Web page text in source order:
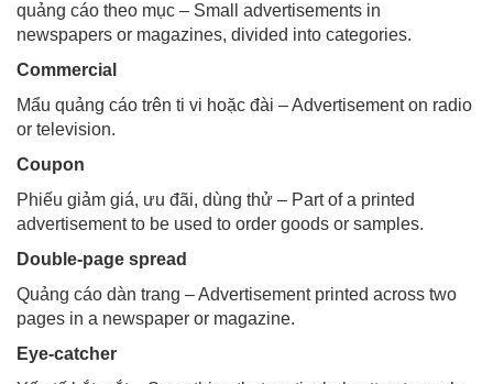
quảng cáo theo mục – Small advertisements in
newspapers or magazines, divided into categories.
Commercial
Mẩu quảng cáo trên ti vi hoặc đài – Advertisement on radio
or television.
Coupon
Phiếu giảm giá, ưu đãi, dùng thử – Part of a printed
advertisement to be used to order goods or samples.
Double-page spread
Quảng cáo dàn trang – Advertisement printed across two
pages in a newspaper or magazine.
Eye-catcher